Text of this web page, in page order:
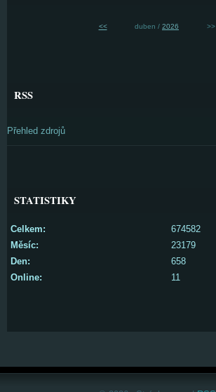
<< duben / 2026 >>
RSS
Přehled zdrojů
STATISTIKY
Online: 11
Celkem:
674582
Měsíc:
23179
Den:
658